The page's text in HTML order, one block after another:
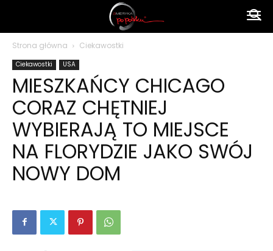
polsku
Strona główna Ciekawostki
Ciekawostki USA
MIESZKAŃCY CHICAGO
CORAZ CHĘTNIEJ
WYBIERAJĄ TO MIEJSCE
NA FLORYDZIE JAKO SWÓJ
NOWY DOM